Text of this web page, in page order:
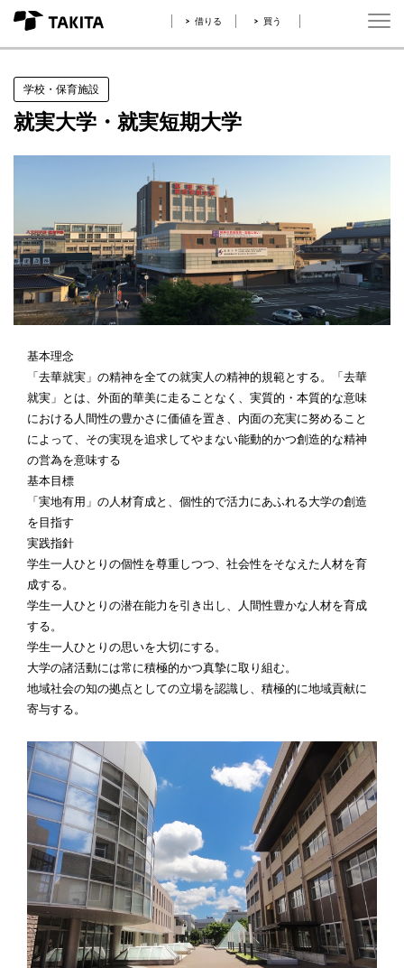
借りる 買う
学校・保育施設
就実大学・就実短期大学
基本理念
「去華就実」の精神を全ての就実人の精神的規範とする。「去華
就実」とは、外面的華美に走ることなく、実質的・本質的な意味
における人間性の豊かさに価値を置き、内面の充実に努めること
によって、その実現を追求してやまない能動的かつ創造的な精神
の営為を意味する
基本目標
「実地有用」の人材育成と、個性的で活力にあふれる大学の創造
を目指す
実践指針
学生一人ひとりの個性を尊重しつつ、社会性をそなえた人材を育
成する。
学生一人ひとりの潜在能力を引き出し、人間性豊かな人材を育成
する。
学生一人ひとりの思いを大切にする。
大学の諸活動には常に積極的かつ真摯に取り組む。
地域社会の知の拠点としての立場を認識し、積極的に地域貢献に
寄与する。